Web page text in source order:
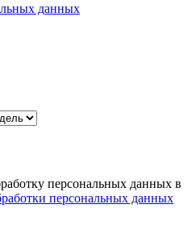
данных
персональных данных в
персональных данных